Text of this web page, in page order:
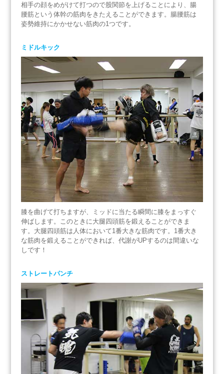
相手の顔をめがけて打つので股関節を上げることにより、腸
腰筋という体幹の筋肉をきたえることができます。腸腰筋は
姿勢維持にかかせない筋肉の1つです。
ミドルキック
膝を曲げて打ちますが、ミッドに当たる瞬間に膝をまっすぐ
伸ばします。このときに大腿四頭筋を鍛えることができま
す。大腿四頭筋は人体において1番大きな筋肉です。1番大き
な筋肉を鍛えることができれば、代謝がUPするのは間違いな
しです！
ストレートパンチ